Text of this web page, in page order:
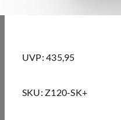
UVP: 435,95
SKU: Z120-SK+